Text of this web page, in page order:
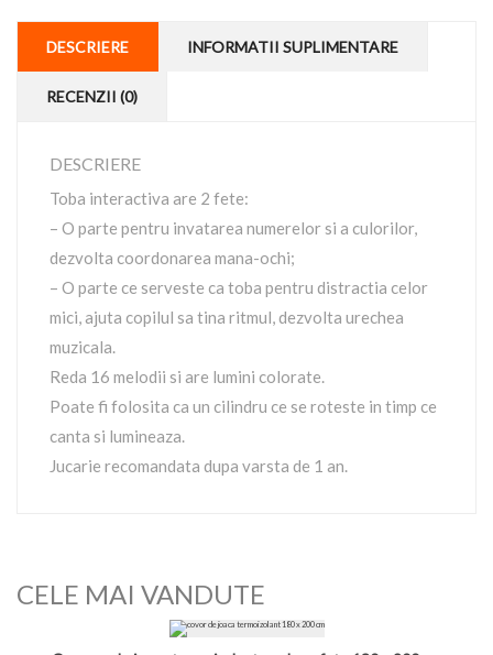
DESCRIERE INFORMATII SUPLIMENTARE
RECENZII (0)
DESCRIERE
Toba interactiva are 2 fete:
– O parte pentru invatarea numerelor si a culorilor,
dezvolta coordonarea mana-ochi;
– O parte ce serveste ca toba pentru distractia celor
mici, ajuta copilul sa tina ritmul, dezvolta urechea
muzicala.
Reda 16 melodii si are lumini colorate.
Poate fi folosita ca un cilindru ce se roteste in timp ce
canta si lumineaza.
Jucarie recomandata dupa varsta de 1 an.
CELE MAI VANDUTE